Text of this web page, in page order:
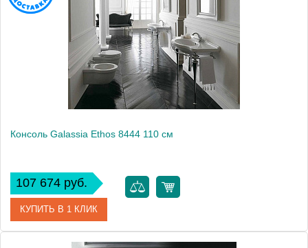
Консоль Galassia Ethos 8444 110 см
107 674 руб.
КУПИТЬ В 1 КЛИК